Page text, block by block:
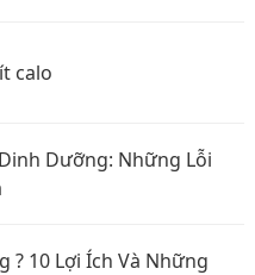
calo
Dưỡng: Những Lỗi
? 10 Lợi Ích Và Những